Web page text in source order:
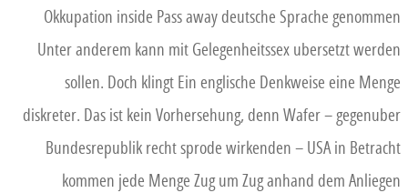
Okkupation inside Pass away deutsche Sprache genommen
Unter anderem kann mit Gelegenheitssex ubersetzt werden
sollen. Doch klingt Ein englische Denkweise eine Menge
diskreter. Das ist kein Vorhersehung, denn Wafer – gegenuber
Bundesrepublik recht sprode wirkenden – USA in Betracht
kommen jede Menge Zug um Zug anhand dem Anliegen